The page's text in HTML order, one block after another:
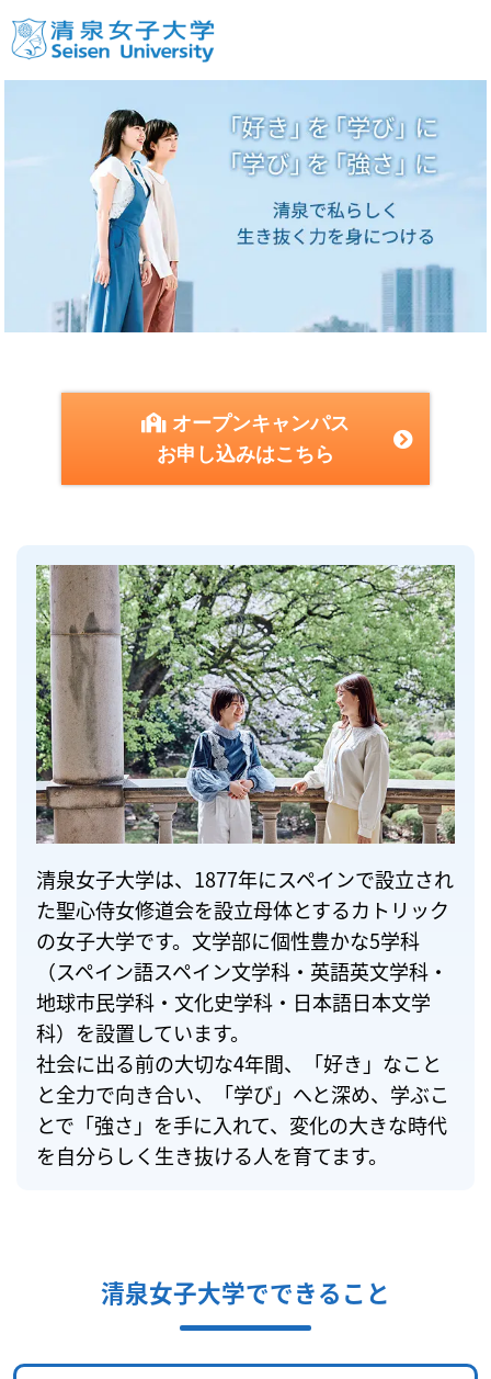
オープンキャンパス
お申し込みはこちら
清泉女子大学は、1877年にスペインで設立され
た聖心侍女修道会を設立母体とするカトリック
の女子大学です。文学部に個性豊かな5学科
（スペイン語スペイン文学科・英語英文学科・
地球市民学科・文化史学科・日本語日本文学
科）を設置しています。
社会に出る前の大切な4年間、「好き」なこと
と全力で向き合い、「学び」へと深め、学ぶこ
とで「強さ」を手に入れて、変化の大きな時代
を自分らしく生き抜ける人を育てます。
清泉女子大学でできること